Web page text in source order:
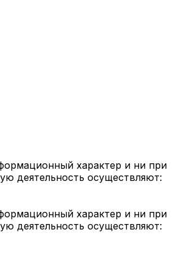
характер и ни при
деятельность осуществляют:
характер и ни при
деятельность осуществляют: